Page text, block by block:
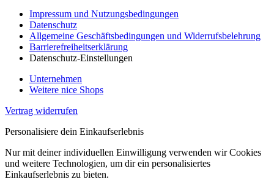
Impressum und Nutzungsbedingungen
Datenschutz
Allgemeine Geschäftsbedingungen und Widerrufsbelehrung
Barrierefreiheitserklärung
Datenschutz-Einstellungen
Unternehmen
Weitere nice Shops
Vertrag widerrufen
Personalisiere dein Einkaufserlebnis
Nur mit deiner individuellen Einwilligung verwenden wir Cookies
und weitere Technologien, um dir ein personalisiertes
Einkaufserlebnis zu bieten.